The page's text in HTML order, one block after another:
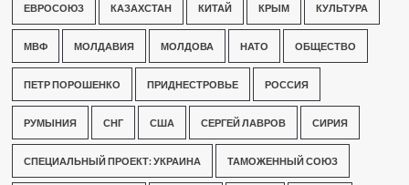
ЕВРОСОЮЗ КАЗАХСТАН КИТАЙ КРЫМ КУЛЬТУРА
МВФ МОЛДАВИЯ МОЛДОВА НАТО ОБЩЕСТВО
ПЕТР ПОРОШЕНКО ПРИДНЕСТРОВЬЕ РОССИЯ
РУМЫНИЯ СНГ США СЕРГЕЙ ЛАВРОВ СИРИЯ
СПЕЦИАЛЬНЫЙ ПРОЕКТ: УКРАИНА ТАМОЖЕННЫЙ СОЮЗ